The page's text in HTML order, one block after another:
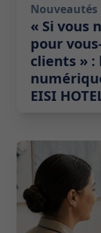
Nouveautés
« Si vous
pour
clients »
EISI
2026-07-14